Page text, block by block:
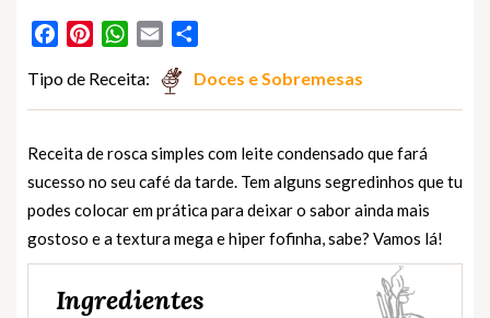
FacebookPinterestWhatsApp
Email
Tipo de Receita: Doces e Sobremesas
Receita de rosca simples com leite condensado que fará
sucesso no seu café da tarde. Tem alguns segredinhos que tu
podes colocar em prática para deixar o sabor ainda mais
gostoso e a textura mega e hiper fofinha, sabe? Vamos lá!
Ingredientes